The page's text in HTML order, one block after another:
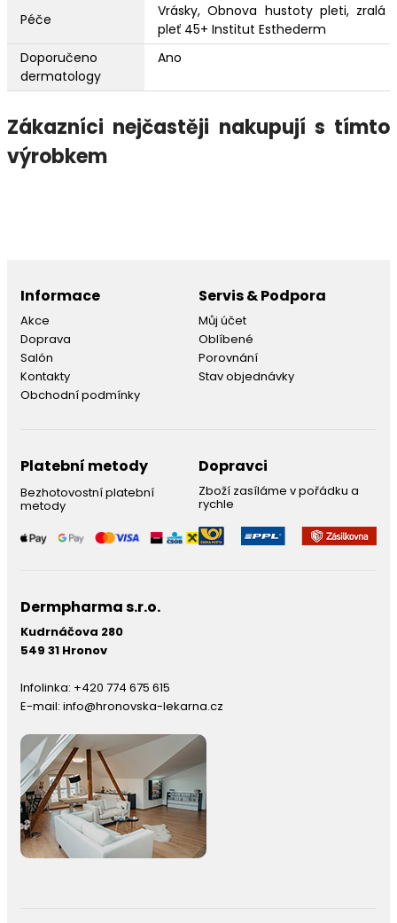
Péče
Vrásky, Obnova hustoty pleti, zralá
pleť 45+ Institut Esthederm
Doporučeno
dermatology
Ano
Zákazníci nejčastěji nakupují s tímto
výrobkem
Informace
Akce
Doprava
Salón
Kontakty
Obchodní podmínky
Servis & Podpora
Můj účet
Oblíbené
Porovnání
Stav objednávky
Platební metody
Bezhotovostní platební
metody
Dopravci
Zboží zasíláme v pořádku a
rychle
Dermpharma s.r.o.
Kudrnáčova 280
549 31 Hronov
Infolinka: +420 774 675 615
E-mail: info@hronovska-lekarna.cz